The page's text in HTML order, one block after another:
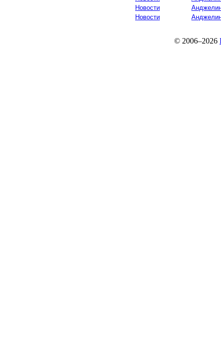
Новости
Новости
© 2006–2026